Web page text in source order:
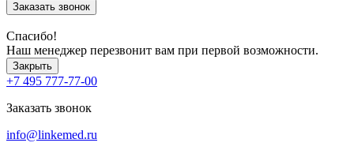
Заказать звонок
Спасибо!
Наш менеджер перезвонит вам при первой возможности.
Закрыть
+7 495 777-77-00
Заказать звонок
info@linkemed.ru